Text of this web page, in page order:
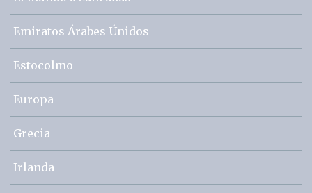
Emiratos Árabes Únidos
Estocolmo
Europa
Grecia
Irlanda